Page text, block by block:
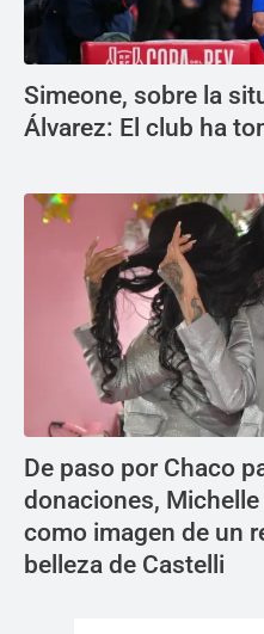
Simeone, sobre la
Álvarez: El club ha
De paso por Chaco
donaciones,
como imagen de un
belleza de Castelli